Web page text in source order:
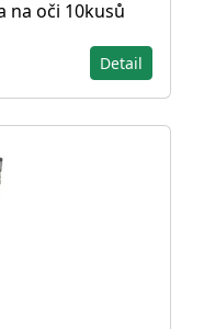
na oči 10kusů
Detail